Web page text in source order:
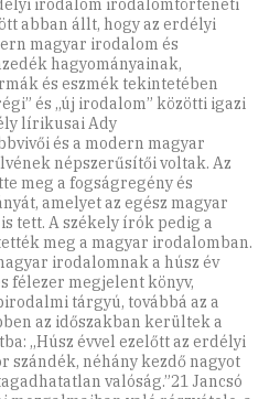
irodalom irodalomtörténeti
abban állt, hogy az erdélyi
magyar irodalom és
hagyományainak,
és eszmék tekintetében
és ,,új irodalom” közötti igazi
lírikusai Ady
és a modern magyar
népszerűsítői voltak. Az
meg a fogságregény és
amelyet az egész magyar
tett. A székely írók pedig a
meg a magyar irodalomban.
irodalomnak a húsz év
félezer megjelent könyv,
tárgyú, továbbá az a
az időszakban kerültek a
,,Húsz évvel ezelőtt az erdélyi
szándék, néhány kezdő nagyot
valóság.”21 Jancsó